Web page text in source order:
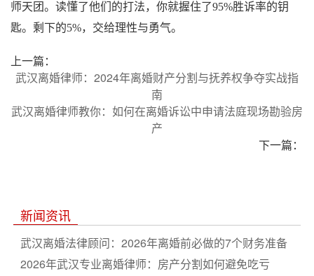
师天团。读懂了他们的打法，你就握住了95%胜诉率的钥
匙。剩下的5%，交给理性与勇气。
上一篇：
武汉离婚律师：2024年离婚财产分割与抚养权争夺实战指
南
武汉离婚律师教你：如何在离婚诉讼中申请法庭现场勘验房
产
下一篇：
新闻资讯
武汉离婚法律顾问：2026年离婚前必做的7个财务准备
2026年武汉专业离婚律师：房产分割如何避免吃亏